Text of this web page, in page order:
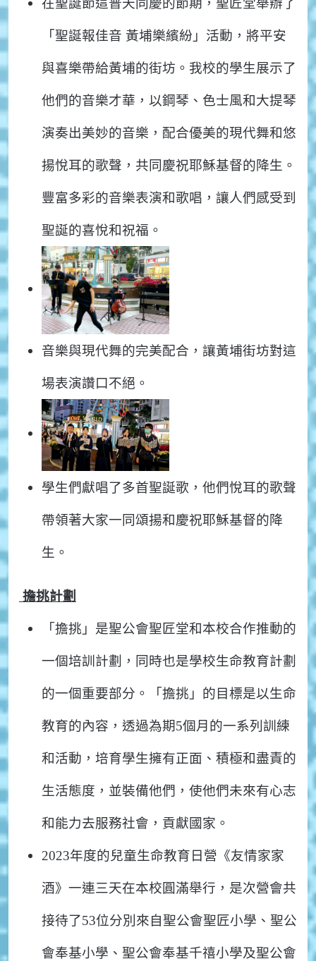
「聖誕報佳音 黃埔樂繽紛」活動，將平安
與喜樂帶給黃埔的街坊。我校的學生展示了
他們的音樂才華，以鋼琴、色士風和大提琴
演奏出美妙的音樂，配合優美的現代舞和悠
揚悅耳的歌聲，共同慶祝耶穌基督的降生。
豐富多彩的音樂表演和歌唱，讓人們感受到
聖誕的喜悅和祝福。
音樂與現代舞的完美配合，讓黃埔街坊對這
場表演讚口不絕。
學生們獻唱了多首聖誕歌，他們悅耳的歌聲
帶領著大家一同頌揚和慶祝耶穌基督的降
生。
擔挑計劃
「擔挑」是聖公會聖匠堂和本校合作推動的
一個培訓計劃，同時也是學校生命教育計劃
的一個重要部分。「擔挑」的目標是以生命
教育的內容，透過為期5個月的一系列訓練
和活動，培育學生擁有正面、積極和盡責的
生活態度，並裝備他們，使他們未來有心志
和能力去服務社會，貢獻國家。
2023年度的兒童生命教育日營《友情家家
酒》一連三天在本校圓滿舉行，是次營會共
接待了53位分別來自聖公會聖匠小學、聖公
會奉基小學、聖公會奉基千禧小學及聖公會